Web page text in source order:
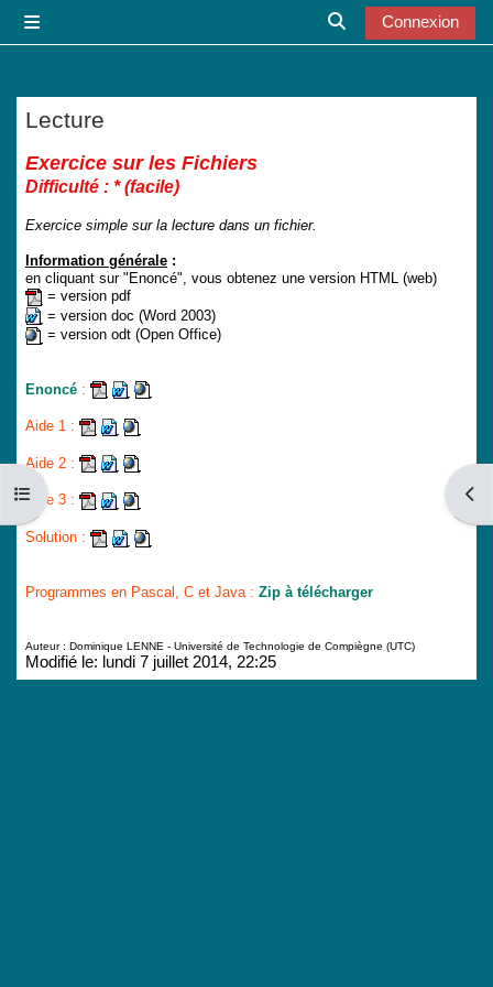
Activer/désactiver
Connexion
Ouvrir l’index du cours
Lecture
Exercice sur les Fichiers
Difficulté : * (facile)
Exercice simple sur la lecture dans un fichier.
Information générale :
en cliquant sur "Enoncé", vous obtenez une version HTML (web)
= version pdf
= version doc (Word 2003)
= version odt (Open Office)
Enoncé :
Aide 1 :
Aide 2 :
Aide 3 :
Solution :
Programmes en Pascal, C et Java : Zip à télécharger
Auteur : Dominique LENNE - Université de Technologie de Compiègne (UTC)
Modifié le: lundi 7 juillet 2014, 22:25